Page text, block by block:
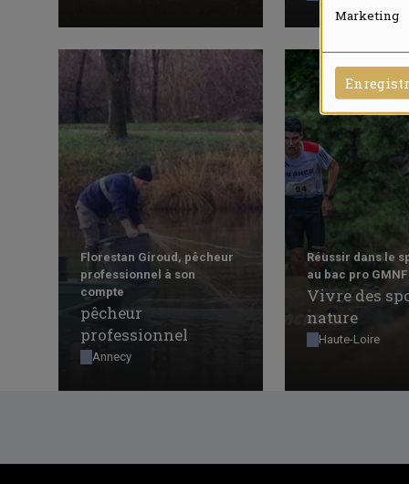
Marketing
Florestan Giroud, pêcheur
professionnel à son
compte
pêcheur
professionnel
Annecy
Réussir dans le
au bac pro GMNF
Vivre des
nature
Haute-Loire